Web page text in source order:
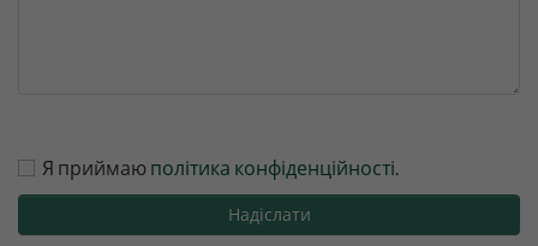
Я приймаю політика конфіденційності.
Надіслати